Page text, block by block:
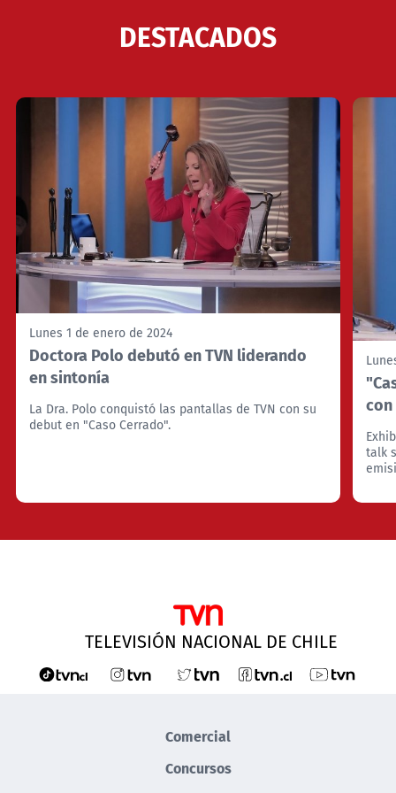
CORPORATIVO Y TRANSPARENCIA
CANAL DE DENUNCIAS
ÁREA DE PROYECTOS
DESTACADOS
Lunes 1 de enero de 2024
Doctora Polo debutó en TVN liderando
en sintonía
La Dra. Polo conquistó las pantallas de TVN con su
debut en "Caso Cerrado".
talk
TELEVISIÓN NACIONAL DE CHILE
Comercial
Concursos